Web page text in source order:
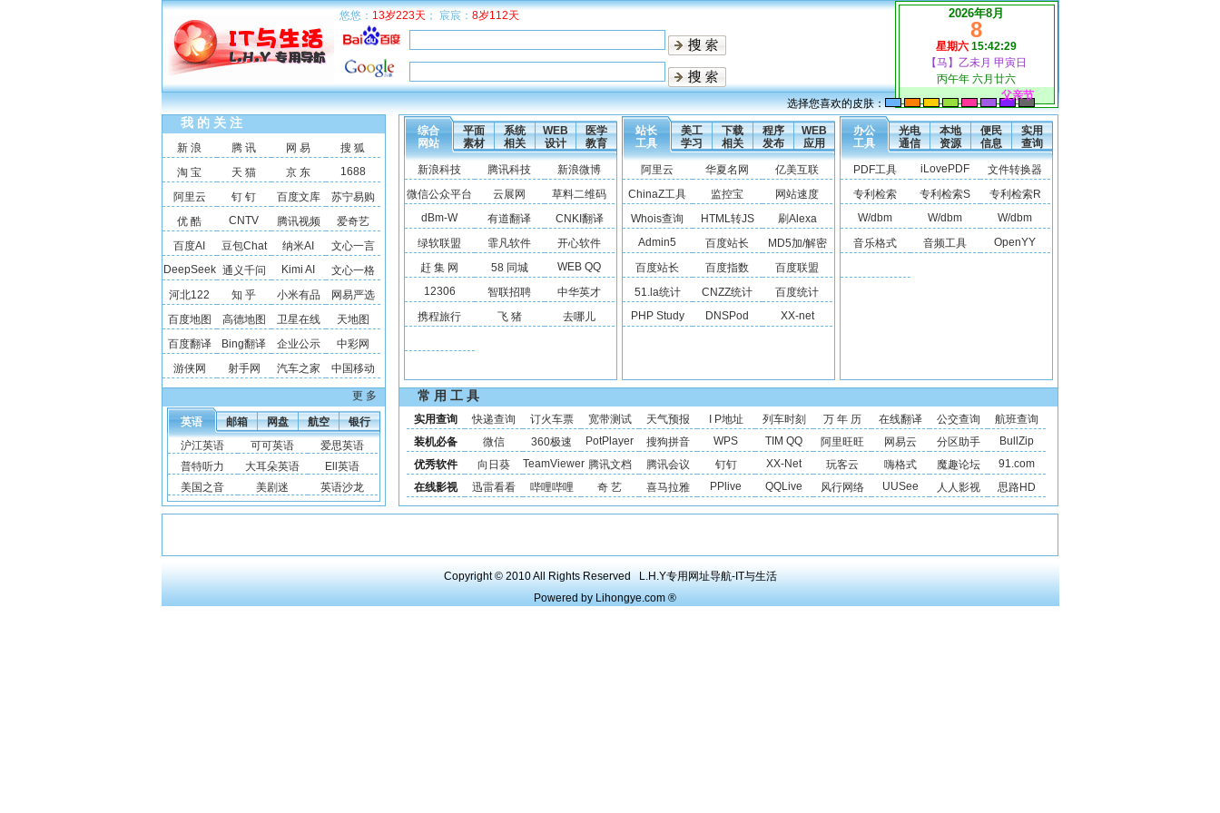
悠悠： 13岁223天 ； 宸宸： 8岁112天 2026年8月
8
星期六 15:42:30
【马】乙未月 甲寅日
丙午年 六月廿六
父亲节
选择您喜欢的皮肤：
我 的 关 注
新 浪 腾 讯 网 易
搜 狐
淘 宝
天 猫 京 东
1688
阿里云
钉 钉 百度文库
苏宁易购
优 酷
CNTV 腾讯视频
爱奇艺
百度AI
豆包Chat 纳米AI
文心一言
DeepSeek 通义千问 Kimi AI
文心一格
河北122
知 乎 小米有品
网易严选
百度地图
高德地图 卫星在线
天地图
百度翻译
Bing翻译 企业公示
中彩网
游侠网
射手网 汽车之家 中国移动
更 多
英语 邮箱 网盘 航空
银行
沪江英语
可可英语
爱思英语
普特听力
大耳朵英语
Ell英语
美国之音
美剧迷 英语沙龙
综合
网站
平面
素材
系统
相关
WEB
设计
医学
教育
新浪科技 腾讯科技
新浪微博
微信公众平台
云展网
草料二维码
dBm-W
有道翻译
CNKI翻译
绿软联盟
霏凡软件
开心软件
赶 集 网
58 同城
WEB QQ
12306
智联招聘
中华英才
携程旅行
飞 猪 去哪儿
站长
工具
美工
学习
下载
相关
程序
发布
WEB
应用
阿里云 华夏名网
亿美互联
ChinaZ工具
监控宝
网站速度
Whois查询
HTML转JS
刷Alexa
Admin5
百度站长
MD5加/解密
百度站长
百度指数
百度联盟
51.la统计
CNZZ统计
百度统计
PHP Study
DNSPod XX-net
办公
工具
光电
通信
本地
资源
便民
信息
实用
查询
PDF工具 iLovePDF
文件转换器
专利检索
专利检索S
专利检索R
W/dbm
W/dbm
W/dbm
音乐格式
音频工具 OpenYY
常 用 工 具
实用查询 快递查询 订火车票 宽带测试 天气预报 I P地址 列车时刻 万 年 历 在线翻译 公交查询
航班查询
装机必备
微信 360极速 PotPlayer 搜狗拼音 WPS TIM QQ 阿里旺旺 网易云 分区助手
BullZip
优秀软件
向日葵 TeamViewer 腾讯文档 腾讯会议 钉钉 XX-Net 玩客云 嗨格式 魔趣论坛
91.com
在线影视
迅雷看看 哔哩哔哩 奇 艺 喜马拉雅 PPlive QQLive 风行网络 UUSee 人人影视 思路HD
Copyright © 2010 All Rights Reserved L.H.Y专用网址导航-IT与生活
Powered by Lihongye.com ®